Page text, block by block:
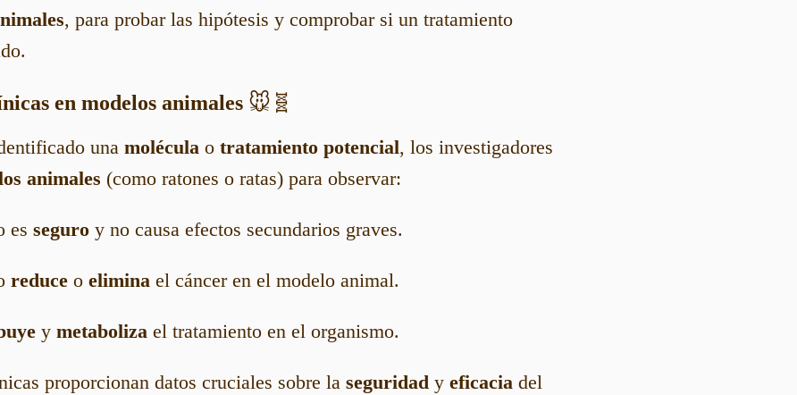
, para probar las hipótesis y comprobar si un tratamiento
en modelos animales 🐭🧬
una molécula o tratamiento potencial, los investigadores
animales (como ratones o ratas) para observar:
es seguro y no causa efectos secundarios graves.
reduce o elimina el cáncer en el modelo animal.
y metaboliza el tratamiento en el organismo.
proporcionan datos cruciales sobre la seguridad y eficacia del